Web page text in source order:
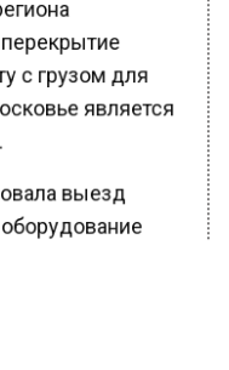
с грузом для
является
выезд